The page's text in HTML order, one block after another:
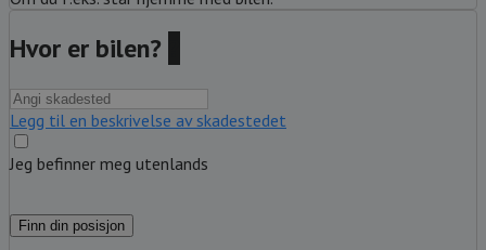
Hvor er bilen?
Legg til en beskrivelse av skadestedet
Jeg befinner meg utenlands
Finn din posisjon